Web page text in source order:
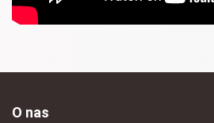
O nas